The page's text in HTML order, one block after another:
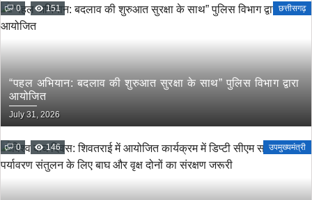
0 151 छत्तीसगढ़
“पहल अभियान: बदलाव की शुरुआत सुरक्षा के साथ” पुलिस विभाग द्वारा
आयोजित
July 31, 2026
0 146 उपमुख्यमंत्री